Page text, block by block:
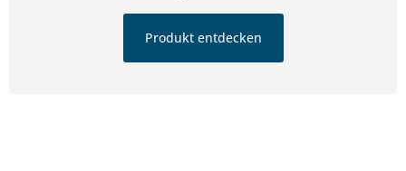
Produkt entdecken